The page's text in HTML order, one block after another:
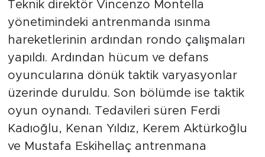
konusu oldu
Teknik direktör Vincenzo Montella
yönetimindeki antrenmanda ısınma
hareketlerinin ardından rondo çalışmaları
yapıldı. Ardından hücum ve defans
oyuncularına dönük taktik varyasyonlar
üzerinde duruldu. Son bölümde ise taktik
oyun oynandı. Tedavileri süren Ferdi
Kadıoğlu, Kenan Yıldız, Kerem Aktürkoğlu
ve Mustafa Eskihellaç antrenmana